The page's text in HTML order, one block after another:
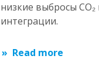
низкие выбросы CO₂
интеграции.
Read more